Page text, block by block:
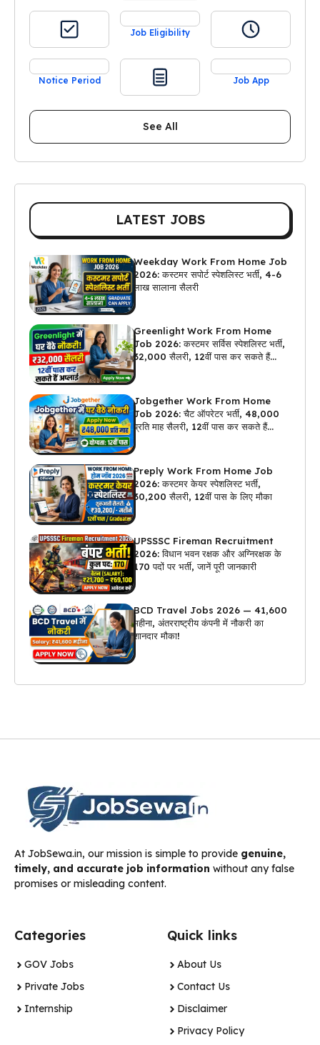
Job Eligibility
Notice Period Job App
See All
LATEST JOBS
Weekday Work From Home Job
2026: कस्टमर सपोर्ट स्पेशलिस्ट भर्ती, 4-6
लाख सालाना सैलरी
Greenlight Work From Home
Job 2026: कस्टमर सर्विस स्पेशलिस्ट भर्ती,
₹32,000 सैलरी, 12वीं पास कर सकते हैं
Jobgether Work From Home
Job 2026: चैट ऑपरेटर भर्ती, ₹48,000
प्रति माह सैलरी, 12वीं पास कर सकते हैं
Preply Work From Home Job
2026: कस्टमर केयर स्पेशलिस्ट भर्ती,
₹30,200 सैलरी, 12वीं पास के लिए मौका
UPSSSC Fireman Recruitment
2026: विधान भवन रक्षक और अग्निरक्षक के
170 पदों पर भर्ती, जानें पूरी जानकारी
BCD Travel Jobs 2026 — ₹41,600
महीना, अंतरराष्ट्रीय कंपनी में नौकरी का
शानदार मौका!
At JobSewa.in, our mission is simple to provide genuine,
timely, and accurate job information without any false
promises or misleading content.
Categories
GOV Jobs
Private Jobs
Internship
Quick links
About Us
Contact Us
Disclaimer
Privacy Policy